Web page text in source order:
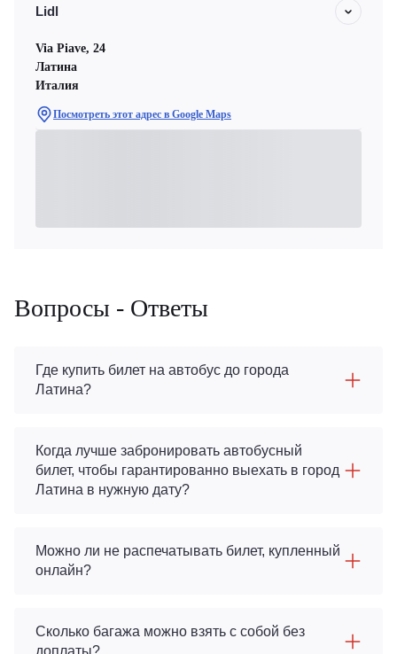
Lidl
Via Piave, 24
Латина
Италия
Посмотреть этот адрес в Google Maps
Вопросы - Ответы
Где купить билет на автобус до города
Латина?
Когда лучше забронировать автобусный
билет, чтобы гарантированно выехать в город
Латина в нужную дату?
Можно ли не распечатывать билет, купленный
онлайн?
Сколько багажа можно взять с собой без
доплаты?